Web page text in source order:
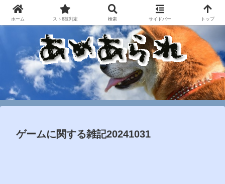
ゲームに関する雑記20241031
ホーム スト6技判定 検索 サイドバー トップ